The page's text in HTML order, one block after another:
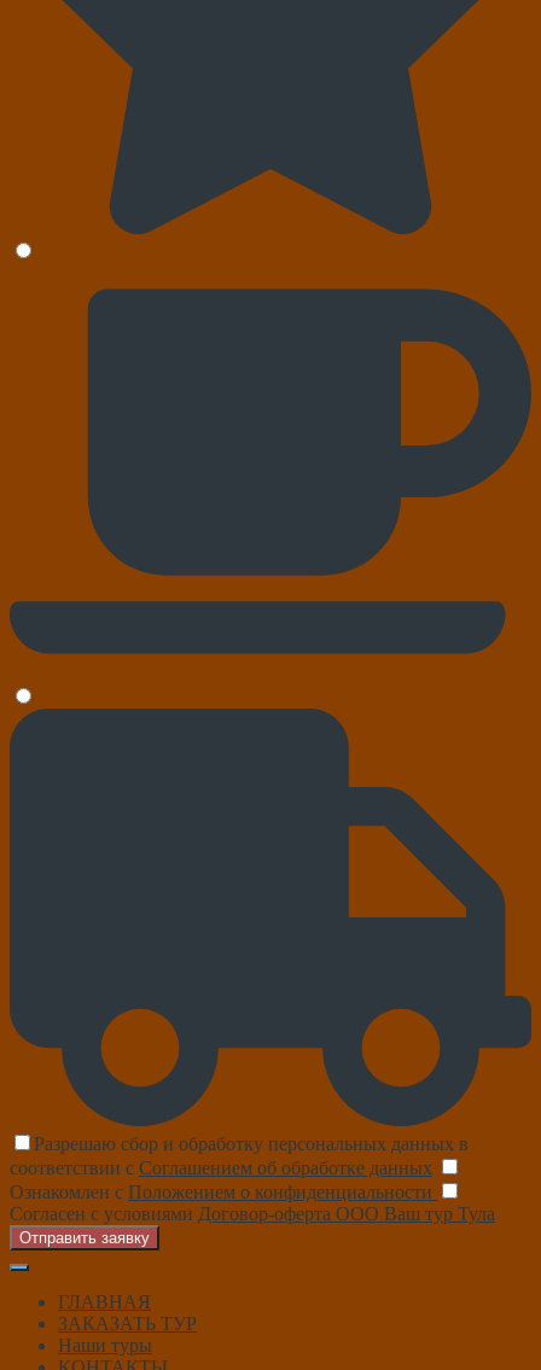
Разрешаю сбор и обработку персональных данных в
соответствии с Соглашением об обработке данных
Ознакомлен с Положением о конфиденциальности
Согласен с условиями Договор-оферта ООО Ваш тур Тула
Отправить заявку
ГЛАВНАЯ
ЗАКАЗАТЬ ТУР
Наши туры